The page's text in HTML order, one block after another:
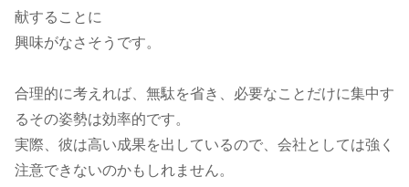
献することに
興味がなさそうです。
合理的に考えれば、無駄を省き、必要なことだけに集中す
るその姿勢は効率的です。
実際、彼は高い成果を出しているので、会社としては強く
注意できないのかもしれません。